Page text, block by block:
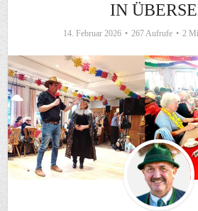
IN
14. Februar 2026 267 Aufrufe 2